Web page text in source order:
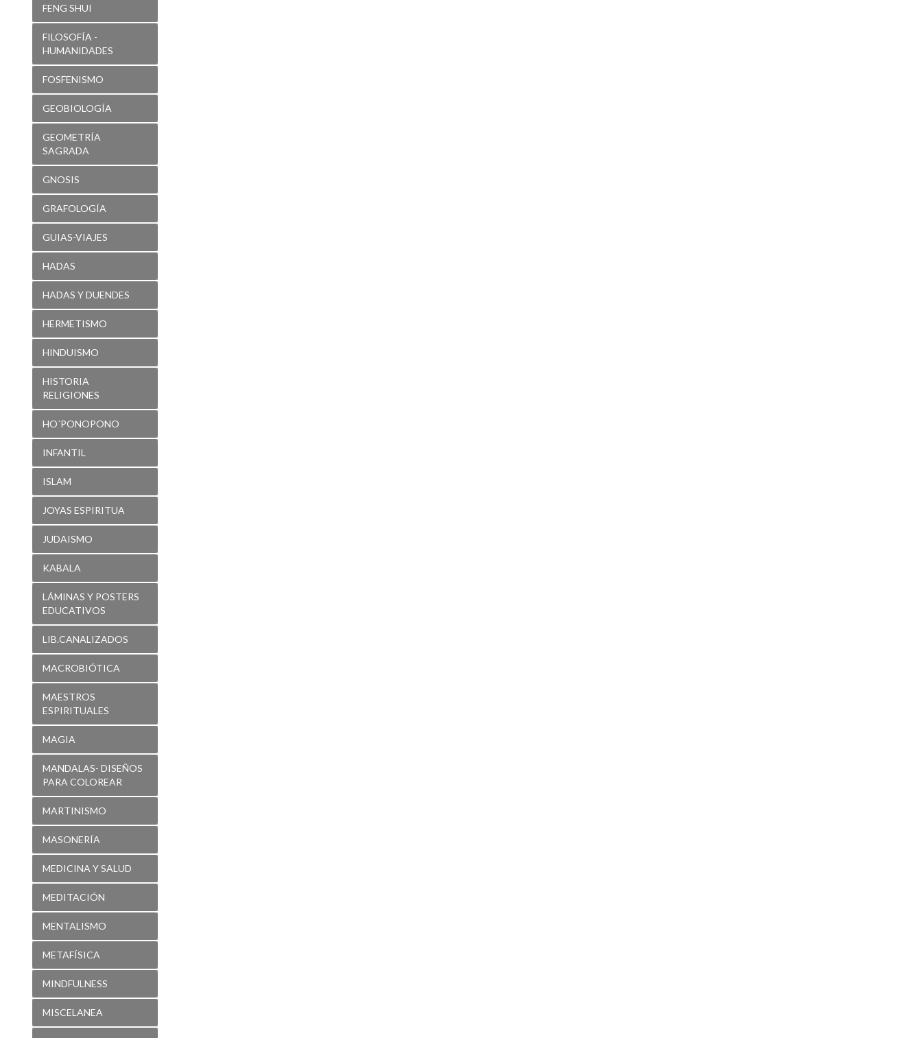
FENG SHUI
FILOSOFÍA -
HUMANIDADES
FOSFENISMO
GEOBIOLOGÍA
GEOMETRÍA
SAGRADA
GNOSIS
GRAFOLOGÍA
GUIAS-VIAJES
HADAS
HADAS Y DUENDES
HERMETISMO
HINDUISMO
HISTORIA
RELIGIONES
HO´PONOPONO
INFANTIL
ISLAM
JOYAS ESPIRITUA
JUDAISMO
KABALA
LÁMINAS Y POSTERS
EDUCATIVOS
LIB.CANALIZADOS
MACROBIÓTICA
MAESTROS
ESPIRITUALES
MAGIA
MANDALAS- DISEÑOS
PARA COLOREAR
MARTINISMO
MASONERÍA
MEDICINA Y SALUD
MEDITACIÓN
MENTALISMO
METAFÍSICA
MINDFULNESS
MISCELANEA